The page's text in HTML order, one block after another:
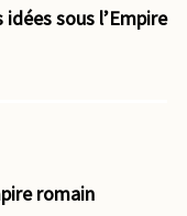
sous l’Empire
romain